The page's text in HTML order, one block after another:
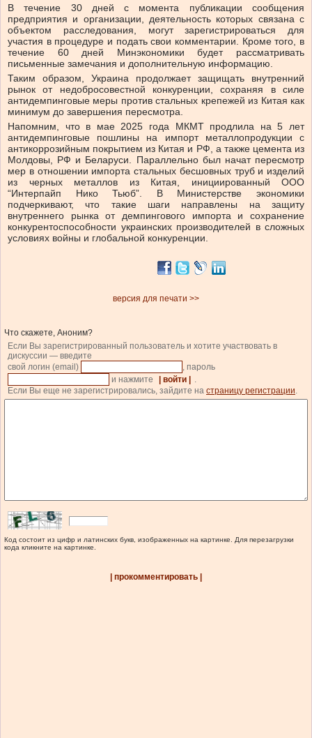
В течение 30 дней с момента публикации сообщения
предприятия и организации, деятельность которых связана с
объектом расследования, могут зарегистрироваться для
участия в процедуре и подать свои комментарии. Кроме того, в
течение 60 дней Минэкономики будет рассматривать
письменные замечания и дополнительную информацию.
Таким образом, Украина продолжает защищать внутренний
рынок от недобросовестной конкуренции, сохраняя в силе
антидемпинговые меры против стальных крепежей из Китая как
минимум до завершения пересмотра.
Напомним, что в мае 2025 года МКМТ продлила на 5 лет
антидемпинговые пошлины на импорт металлопродукции с
антикоррозийным покрытием из Китая и РФ, а также цемента из
Молдовы, РФ и Беларуси. Параллельно был начат пересмотр
мер в отношении импорта стальных бесшовных труб и изделий
из черных металлов из Китая, инициированный ООО
“Интерпайп Нико Тьюб”. В Министерстве экономики
подчеркивают, что такие шаги направлены на защиту
внутреннего рынка от демпингового импорта и сохранение
конкурентоспособности украинских производителей в сложных
условиях войны и глобальной конкуренции.
версия для печати >>
Что скажете, Аноним?
Если Вы зарегистрированный пользователь и хотите участвовать в
дискуссии — введите
свой логин (email)
, пароль
и нажмите
| войти |
.
Если Вы еще не зарегистрировались, зайдите на страницу регистрации.
Код состоит из цифр и латинских букв, изображенных на картинке. Для перезагрузки
кода кликните на картинке.
| прокомментировать |